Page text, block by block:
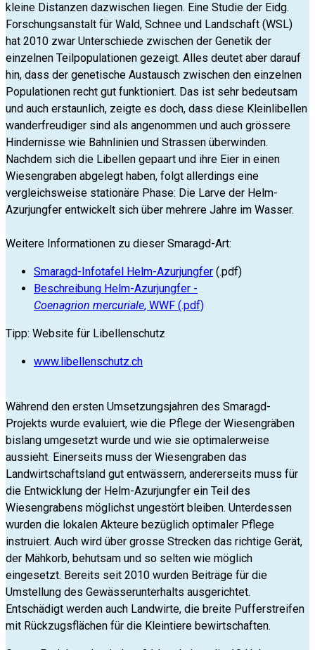
kleine Distanzen dazwischen liegen. Eine Studie der Eidg.
Forschungsanstalt für Wald, Schnee und Landschaft (WSL)
hat 2010 zwar Unterschiede zwischen der Genetik der
einzelnen Teilpopulationen gezeigt. Alles deutet aber darauf
hin, dass der genetische Austausch zwischen den einzelnen
Populationen recht gut funktioniert. Das ist sehr bedeutsam
und auch erstaunlich, zeigte es doch, dass diese Kleinlibellen
wanderfreudiger sind als angenommen und auch grössere
Hindernisse wie Bahnlinien und Strassen überwinden.
Nachdem sich die Libellen gepaart und ihre Eier in einen
Wiesengraben abgelegt haben, folgt allerdings eine
vergleichsweise stationäre Phase: Die Larve der Helm-
Azurjungfer entwickelt sich über mehrere Jahre im Wasser.
Weitere Informationen zu dieser Smaragd-Art:
Smaragd-Infotafel Helm-Azurjungfer (.pdf)
Beschreibung Helm-Azurjungfer -
Coenagrion mercuriale, WWF (.pdf)
Tipp: Website für Libellenschutz
www.libellenschutz.ch
Während den ersten Umsetzungsjahren des Smaragd-
Projekts wurde evaluiert, wie die Pflege der Wiesengräben
bislang umgesetzt wurde und wie sie optimalerweise
aussieht. Einerseits muss der Wiesengraben das
Landwirtschaftsland gut entwässern, andererseits muss für
die Entwicklung der Helm-Azurjungfer ein Teil des
Wiesengrabens möglichst ungestört bleiben. Unterdessen
wurden die lokalen Akteure bezüglich optimaler Pflege
instruiert. Auch wird über grosse Strecken das richtige Gerät,
der Mähkorb, behutsam und so selten wie möglich
eingesetzt. Bereits seit 2010 wurden Beiträge für die
Umstellung des Gewässerunterhalts ausgerichtet.
Entschädigt werden auch Landwirte, die breite Pufferstreifen
mit Rückzugsflächen für die Kleintiere bewirtschaften.